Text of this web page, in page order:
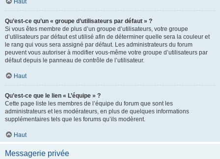
Haut
Qu’est-ce qu’un « groupe d’utilisateurs par défaut » ?
Si vous êtes membre de plus d’un groupe d’utilisateurs, votre groupe
d’utilisateurs par défaut est utilisé afin de déterminer quelle sera la couleur et
le rang qui vous sera assigné par défaut. Les administrateurs du forum
peuvent vous autoriser à modifier vous-même votre groupe d’utilisateurs par
défaut depuis le panneau de contrôle de l’utilisateur.
Haut
Qu’est-ce que le lien « L’équipe » ?
Cette page liste les membres de l’équipe du forum que sont les
administrateurs et les modérateurs, en plus de quelques informations
supplémentaires tels que les forums qu’ils modèrent.
Haut
Messagerie privée